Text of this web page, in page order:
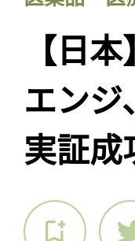
【日
エン
実証成